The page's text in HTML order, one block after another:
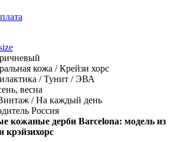
кожа / Крейзи хорс
/ Тунит / ЭВА
весна
/ На каждый день
Россия
кожаные дерби Barcelona: модель из
крэйзихорс